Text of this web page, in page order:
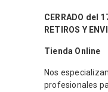
CERRADO del
RETIROS Y
Tienda Online
Nos
profesionales